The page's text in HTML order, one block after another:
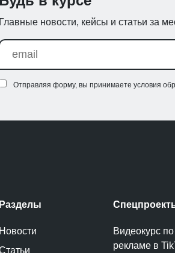
Главные новости, кейсы и статьи за
Отправляя форму, вы принимаете условия
Разделы
Новости
Видеокурс по
рекламе в